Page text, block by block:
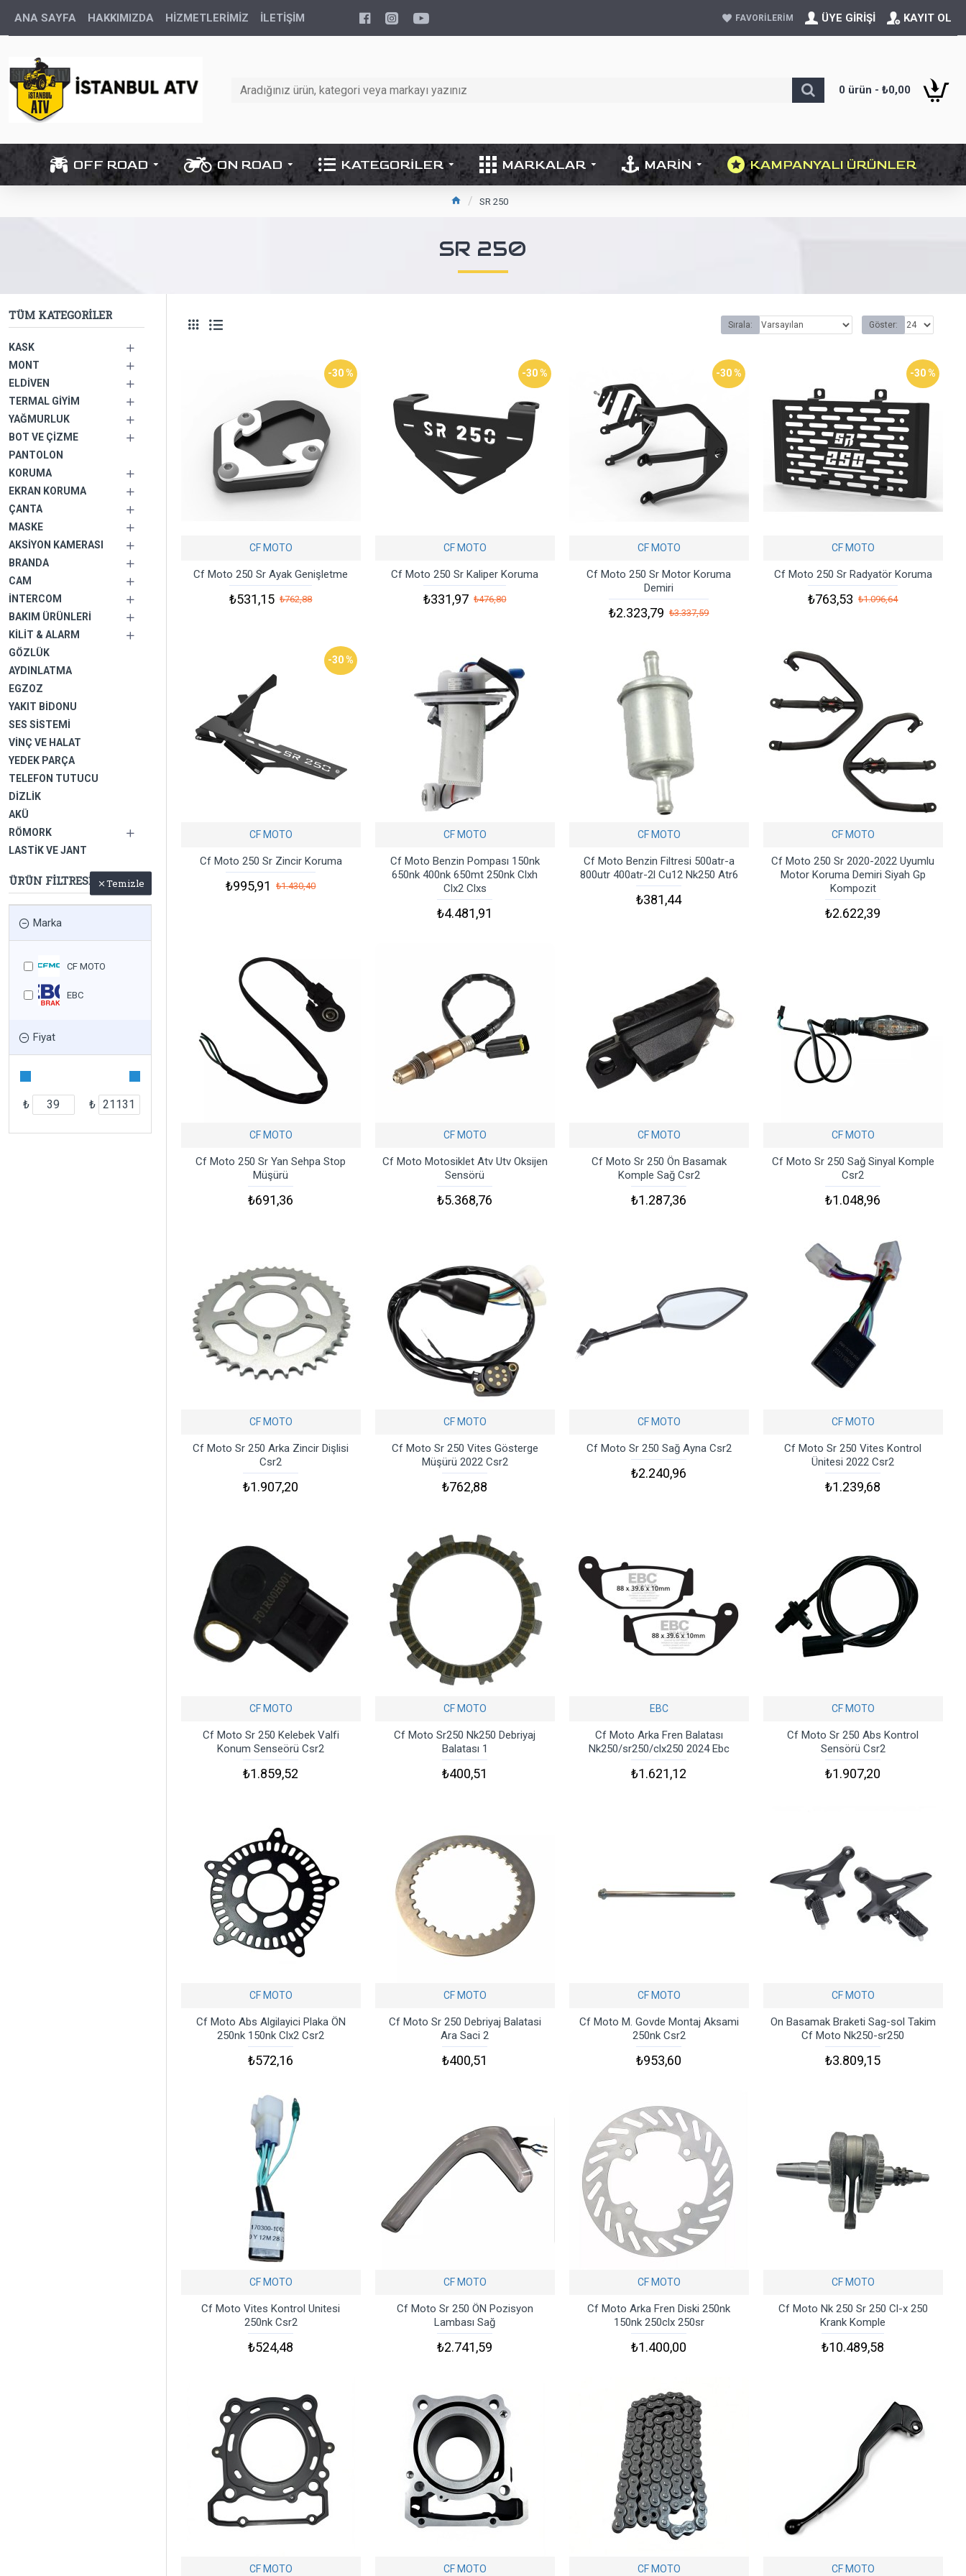
ANA SAYFA HAKKIMIZDA HİZMETLERİMİZ İLETIŞIM FAVORILERIM ÜYE GIRIŞI KAYIT OL
0 ürün - ₺0,00
OFF ROAD ON ROAD KATEGORILER MARKALAR MARIN KAMPANYALI ÜRÜNLER
SR 250
SR 250
TÜM KATEGORILER
KASK
MONT
ELDIVEN
TERMAL GIYIM
YAĞMURLUK
BOT VE ÇIZME
PANTOLON
KORUMA
EKRAN KORUMA
ÇANTA
MASKE
AKSIYON KAMERASI
BRANDA
CAM
İNTERCOM
BAKIM ÜRÜNLERI
KILIT & ALARM
GÖZLÜK
AYDINLATMA
EGZOZ
YAKIT BIDONU
SES SISTEMI
VINÇ VE HALAT
YEDEK PARÇA
TELEFON TUTUCU
DIZLIK
AKÜ
RÖMORK
LASTIK VE JANT
ÜRÜN FILTRESI Temizle
Fiyat
₺ ₺
Marka
CF MOTO
EBC
Sırala: Göster:
-30 %
CF MOTO
Cf Moto 250 Sr Ayak Genişletme
₺531,15 ₺762,88
-30 %
CF MOTO
Cf Moto 250 Sr Kaliper Koruma
₺331,97 ₺476,80
-30 %
CF MOTO
Cf Moto 250 Sr Motor Koruma
Demiri
₺2.323,79 ₺3.337,59
-30 %
CF MOTO
Cf Moto 250 Sr Radyatör Koruma
₺763,53 ₺1.096,64
-30 %
CF MOTO
Cf Moto 250 Sr Zincir Koruma
₺995,91 ₺1.430,40
CF MOTO
Cf Moto Benzin Pompası 150nk
650nk 400nk 650mt 250nk Clxh
Clx2 Clxs
₺4.481,91
CF MOTO
Cf Moto Benzin Filtresi 500atr-a
800utr 400atr-2l Cu12 Nk250 Atr6
₺381,44
CF MOTO
Cf Moto 250 Sr 2020-2022 Uyumlu
Motor Koruma Demiri Siyah Gp
Kompozit
₺2.622,39
CF MOTO
Cf Moto 250 Sr Yan Sehpa Stop
Müşürü
₺691,36
CF MOTO
Cf Moto Motosiklet Atv Utv Oksijen
Sensörü
₺5.368,76
CF MOTO
Cf Moto Sr 250 Ön Basamak
Komple Sağ Csr2
₺1.287,36
CF MOTO
Cf Moto Sr 250 Sağ Sinyal Komple
Csr2
₺1.048,96
CF MOTO
Cf Moto Sr 250 Arka Zincir Dişlisi
Csr2
₺1.907,20
CF MOTO
Cf Moto Sr 250 Vites Gösterge
Müşürü 2022 Csr2
₺762,88
CF MOTO
Cf Moto Sr 250 Sağ Ayna Csr2
₺2.240,96
CF MOTO
Cf Moto Sr 250 Vites Kontrol
Ünitesi 2022 Csr2
₺1.239,68
CF MOTO
Cf Moto Sr 250 Kelebek Valfi
Konum Senseörü Csr2
₺1.859,52
CF MOTO
Cf Moto Sr250 Nk250 Debriyaj
Balatası 1
₺400,51
EBC
Cf Moto Arka Fren Balatası
Nk250/sr250/clx250 2024 Ebc
₺1.621,12
CF MOTO
Cf Moto Sr 250 Abs Kontrol
Sensörü Csr2
₺1.907,20
CF MOTO
Cf Moto Abs Algilayici Plaka ÖN
250nk 150nk Clx2 Csr2
₺572,16
CF MOTO
Cf Moto Sr 250 Debriyaj Balatasi
Ara Saci 2
₺400,51
CF MOTO
Cf Moto M. Govde Montaj Aksami
250nk Csr2
₺953,60
CF MOTO
On Basamak Braketi Sag-sol Takim
Cf Moto Nk250-sr250
₺3.809,15
CF MOTO
Cf Moto Vites Kontrol Unitesi
250nk Csr2
₺524,48
CF MOTO
Cf Moto Sr 250 ÖN Pozisyon
Lambası Sağ
₺2.741,59
CF MOTO
Cf Moto Arka Fren Diski 250nk
150nk 250clx 250sr
₺1.400,00
CF MOTO
Cf Moto Nk 250 Sr 250 Cl-x 250
Krank Komple
₺10.489,58
CF MOTO CF MOTO CF MOTO CF MOTO